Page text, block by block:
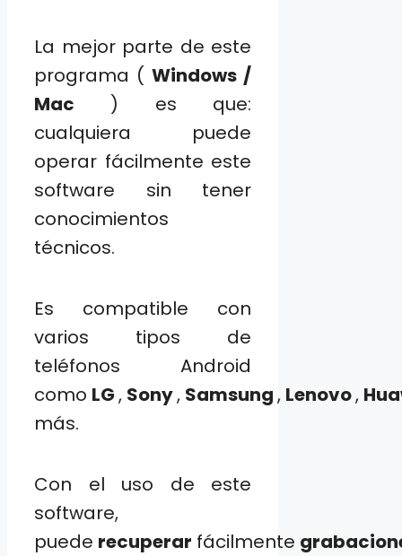
La mejor parte de este
programa (Windows /
Mac ) es que:
cualquiera puede
operar fácilmente este
software sin tener
conocimientos
técnicos.
Es compatible con
varios tipos de
teléfonos Android
como LG, Sony, Samsung, Lenovo,
más.
Con el uso de este
software,
puede recuperar fácilmente